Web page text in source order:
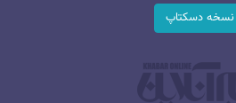
نسخه دسکتاپ